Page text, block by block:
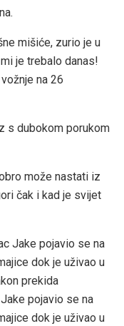
mišiće, zurio je u
je trebalo danas!
na 26
s dubokom porukom
može nastati iz
čak i kad je svijet
pojavio se na
dok je uživao u